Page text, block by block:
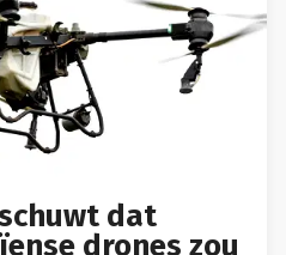
dat
drones zou